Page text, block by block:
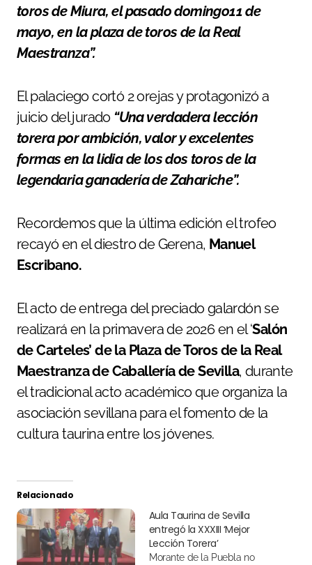
toros de Miura, el pasado domingo11 de
mayo, en la plaza de toros de la Real
Maestranza”.
El palaciego cortó 2 orejas y protagonizó a
juicio del jurado “Una verdadera lección
torera por ambición, valor y excelentes
formas en la lidia de los dos toros de la
legendaria ganadería de Zahariche”.
Recordemos que la última edición el trofeo
recayó en el diestro de Gerena, Manuel
Escribano.
El acto de entrega del preciado galardón se
realizará en la primavera de 2026 en el ‘Salón
de Carteles’ de la Plaza de Toros de la Real
Maestranza de Caballería de Sevilla, durante
el tradicional acto académico que organiza la
asociación sevillana para el fomento de la
cultura taurina entre los jóvenes.
Relacionado
Aula Taurina de Sevilla
entregó la XXXIII ‘Mejor
Lección Torera’
Morante de la Puebla no